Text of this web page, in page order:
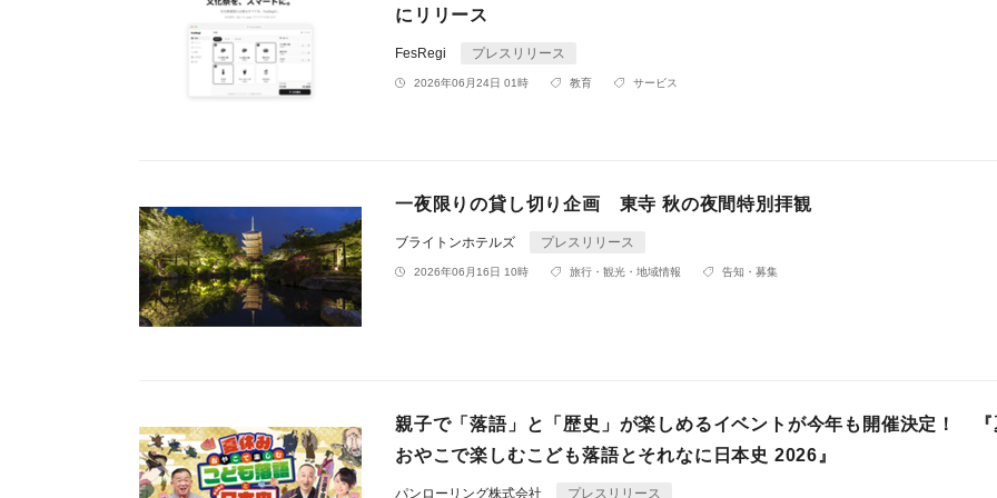
にリリース
FesRegi プレスリリース
2026年06月24日 01時 教育 サービス
一夜限りの貸し切り企画 東寺 秋の夜間特別拝観
ブライトンホテルズ プレスリリース
2026年06月16日 10時 旅行・観光・地域情報 告知・募集
親子で「落語」と「歴史」が楽しめるイベントが今年も開催決定！ 『
おやこで楽しむこども落語とそれなに日本史 2026』
パンローリング株式会社 プレスリリース